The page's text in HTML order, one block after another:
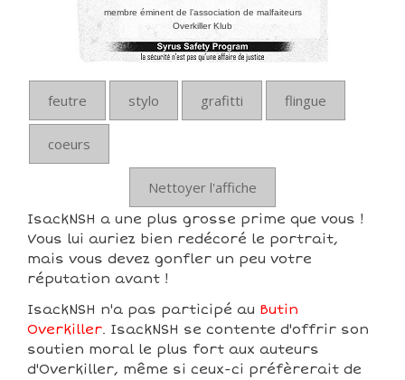
membre éminent de l’association de malfaiteurs
Overkiller Klub
feutre stylo grafitti flingue
coeurs
Nettoyer l'affiche
IsackNSH a une plus grosse prime que vous !
Vous lui auriez bien redécoré le portrait,
mais vous devez gonfler un peu votre
réputation avant !
IsackNSH n'a pas participé au Butin
Overkiller. IsackNSH se contente d'offrir son
soutien moral le plus fort aux auteurs
d'Overkiller, même si ceux-ci préfèrerait de